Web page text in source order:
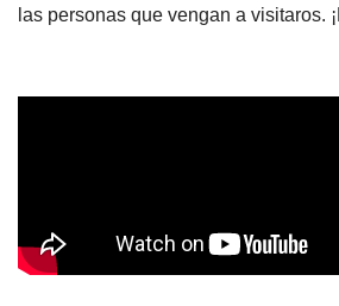
las personas que vengan a visitaros.